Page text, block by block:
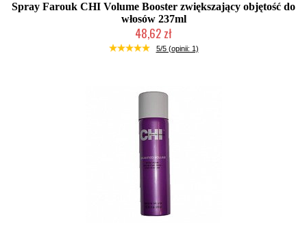
Spray Farouk CHI Volume Booster zwiększający objętość do
włosów 237ml
48,62 zł
Duża ilość (wysyłka w 24h)
5/5 (opinii: 1)